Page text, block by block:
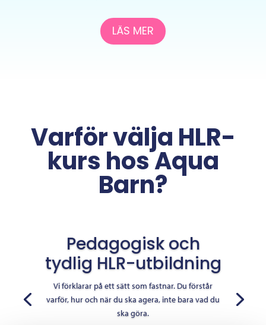
LÄS MER
Varför välja HLR-
kurs hos Aqua
Barn?
Pedagogisk och
tydlig HLR-utbildning
Vi förklarar på ett sätt som fastnar. Du förstår
varför, hur och när du ska agera, inte bara vad du
ska göra.